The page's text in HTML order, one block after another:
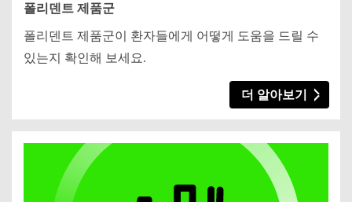
폴리덴트 제품군
폴리덴트 제품군이 환자들에게 어떻게 도움을 드릴 수
있는지 확인해 보세요.
더 알아보기